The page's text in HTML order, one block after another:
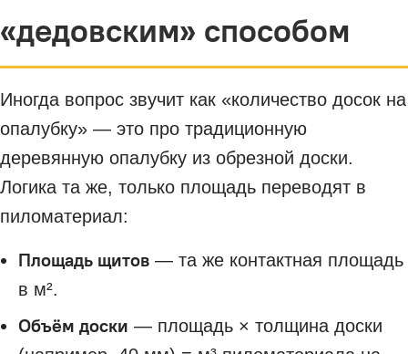
«дедовским» способом
Иногда вопрос звучит как «количество досок на
опалубку» — это про традиционную
деревянную опалубку из обрезной доски.
Логика та же, только площадь переводят в
пиломатериал:
Площадь щитов — та же контактная площадь
в м².
Объём доски — площадь × толщина доски